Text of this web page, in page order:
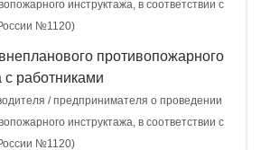
инструктажа, в соответствии с
№1120)
противопожарного
с работниками
/ предпринимателя о проведении
инструктажа, в соответствии с
№1120)